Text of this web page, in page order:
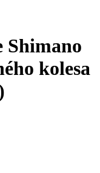
Shimano
kolesa